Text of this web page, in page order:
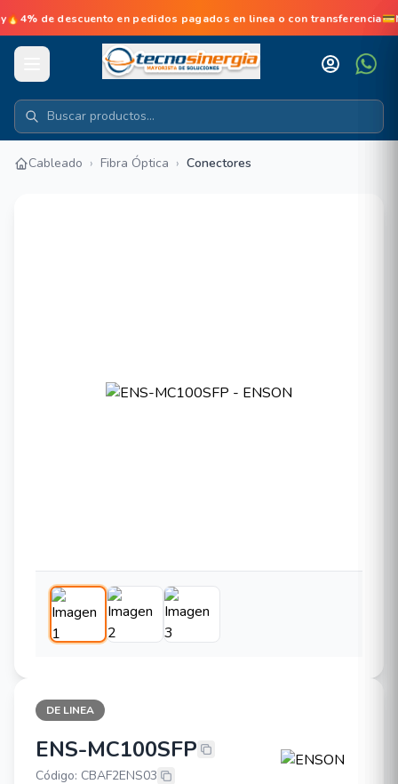
de descuento en pedidos pagados en linea o con
Cableado › Fibra Óptica › Conectores
DE LINEA
ENSON ENS-MC100SFP
ENS-MC100SFP
Código: CBAF2ENS03